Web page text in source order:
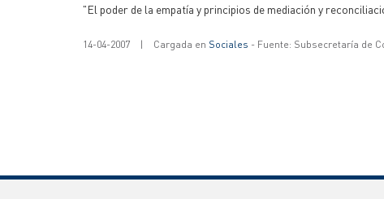
"El poder de la empatía y principios de mediación y
14-04-2007 | Cargada en Sociales - Fuente: Subsecretaría de